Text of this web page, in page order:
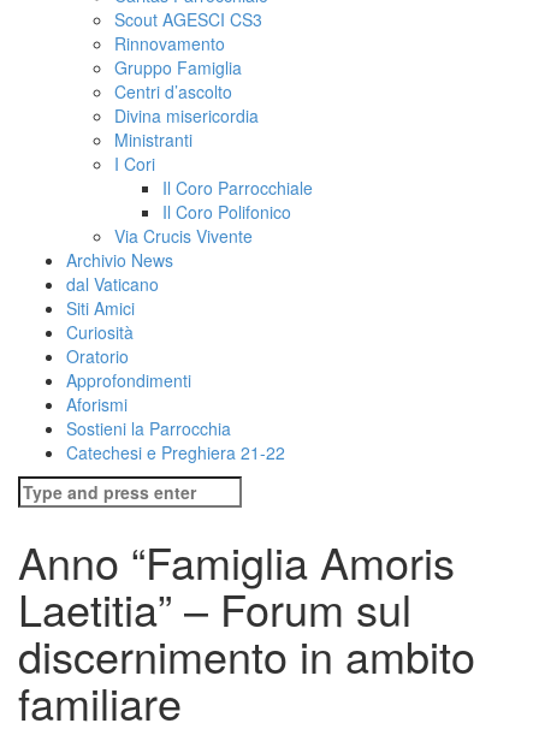
Scout AGESCI CS3
Rinnovamento
Gruppo Famiglia
Centri d’ascolto
Divina misericordia
Ministranti
I Cori
Il Coro Parrocchiale
Il Coro Polifonico
Via Crucis Vivente
Archivio News
dal Vaticano
Siti Amici
Curiosità
Oratorio
Approfondimenti
Aforismi
Sostieni la Parrocchia
Catechesi e Preghiera 21-22
Search
for:
Anno “Famiglia Amoris
Laetitia” – Forum sul
discernimento in ambito
familiare